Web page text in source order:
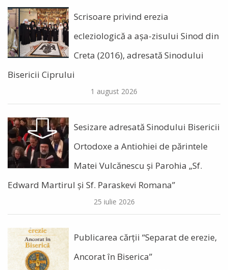
Scrisoare privind erezia
ecleziologică a așa-zisului Sinod din
Creta (2016), adresată Sinodului
Bisericii Ciprului
1 august 2026
Sesizare adresată Sinodului Bisericii
Ortodoxe a Antiohiei de părintele
Matei Vulcănescu și Parohia „Sf.
Edward Martirul și Sf. Paraskevi Romana”
25 iulie 2026
Publicarea cărții “Separat de erezie,
Ancorat în Biserica”